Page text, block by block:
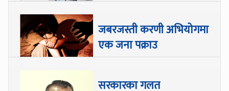
जबरजस्ती करणी अभियोगमा
एक जना पक्राउ
सरकारका गलत